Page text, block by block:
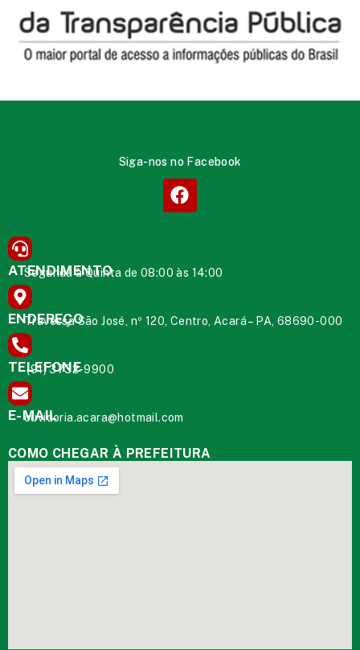
Siga-nos no Facebook
ATENDIMENTO
Segunda à Quinta de 08:00 às 14:00
ENDEREÇO
Travessa São José, nº 120, Centro, Acará – PA, 68690-000
TELEFONE
(91) 3732-9900
E-MAIL
ouvidoria.acara@hotmail.com
COMO CHEGAR À PREFEITURA